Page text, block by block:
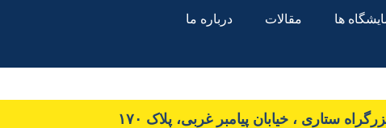
ها مقالات
درباره ما
ستاری ، خیابان پیامبر غربی، پلاک ۱۷۰